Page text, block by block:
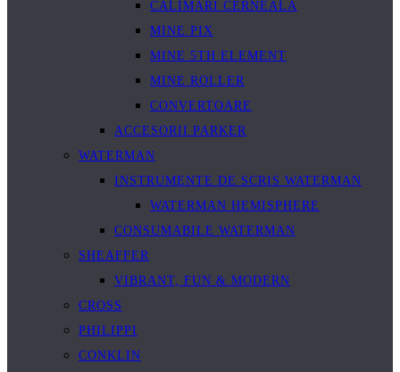
CALIMARI CERNEALA
MINE PIX
MINE 5TH ELEMENT
MINE ROLLER
CONVERTOARE
ACCESORII PARKER
WATERMAN
INSTRUMENTE DE SCRIS WATERMAN
WATERMAN HEMISPHERE
CONSUMABILE WATERMAN
SHEAFFER
VIBRANT, FUN & MODERN
CROSS
PHILIPPI
CONKLIN